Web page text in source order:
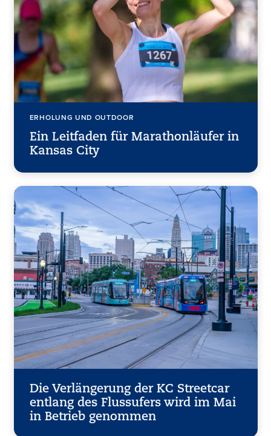
ERHOLUNG UND OUTDOOR
Ein Leitfaden für Marathonläufer in
Kansas City
Die Verlängerung der KC Streetcar
entlang des Flussufers wird im Mai
in Betrieb genommen